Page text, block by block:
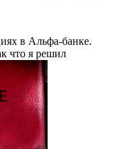
в Альфа-банке.
что я решил